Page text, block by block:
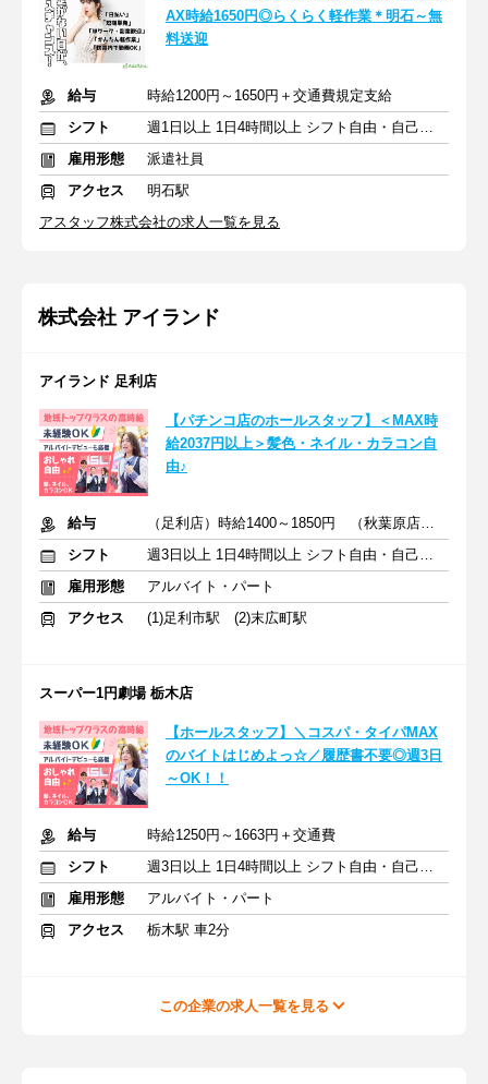
AX時給1650円◎らくらく軽作業＊明石～無
料送迎
給与
時給1200円～1650円＋交通費規定支給
シフト
週1日以上 1日4時間以上 シフト自由・自己申告
雇用形態
派遣社員
アクセス
明石駅
アスタッフ株式会社の求人一覧を見る
株式会社 アイランド
アイランド 足利店
【パチンコ店のホールスタッフ】＜MAX時
給2037円以上＞髪色・ネイル・カラコン自
由♪
給与
（足利店）時給1400～1850円 （秋葉原店）時給1500～2037円
シフト
週3日以上 1日4時間以上 シフト自由・自己申告
雇用形態
アルバイト・パート
アクセス
(1)足利市駅 (2)末広町駅
スーパー1円劇場 栃木店
【ホールスタッフ】＼コスパ・タイパMAX
のバイトはじめよっ☆／履歴書不要◎週3日
～OK！！
給与
時給1250円～1663円＋交通費
シフト
週3日以上 1日4時間以上 シフト自由・自己申告
雇用形態
アルバイト・パート
アクセス
栃木駅 車2分
この企業の求人一覧を見る